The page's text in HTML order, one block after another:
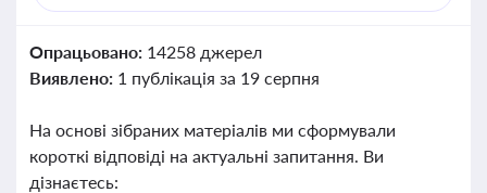
Опрацьовано: 14258 джерел
Виявлено: 1 публікація за 19 серпня
На основі зібраних матеріалів ми сформували
короткі відповіді на актуальні запитання. Ви
дізнаєтесь: